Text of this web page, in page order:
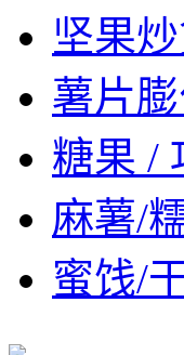
坚果
薯片
糖果 /
麻薯/
蜜饯/